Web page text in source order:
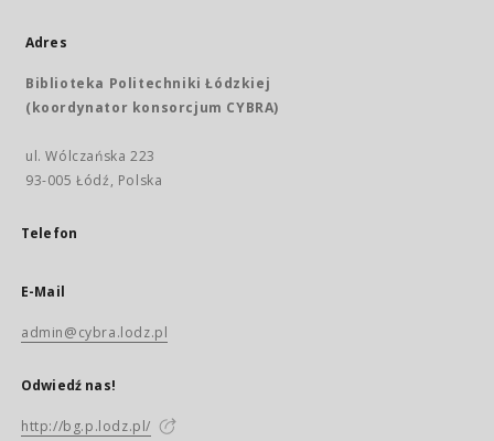
Adres
Biblioteka Politechniki Łódzkiej
(koordynator konsorcjum CYBRA)
ul. Wólczańska 223
93-005 Łódź, Polska
Telefon
E-Mail
admin@cybra.lodz.pl
Odwiedź nas!
http://bg.p.lodz.pl/